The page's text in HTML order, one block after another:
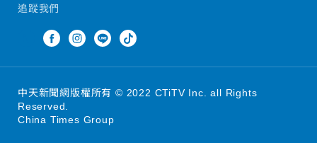
追蹤我們
中天新聞網版權所有 © 2022 CTiTV Inc. all Rights
Reserved.
China Times Group